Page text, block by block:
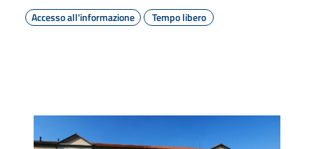
Accesso all'informazione
Tempo libero